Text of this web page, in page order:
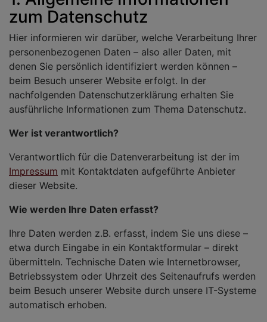
zum Datenschutz
Hier informieren wir darüber, welche Verarbeitung Ihrer
personenbezogenen Daten – also aller Daten, mit
denen Sie persönlich identifiziert werden können –
beim Besuch unserer Website erfolgt. In der
nachfolgenden Datenschutzerklärung erhalten Sie
ausführliche Informationen zum Thema Datenschutz.
Wer ist verantwortlich?
Verantwortlich für die Datenverarbeitung ist der im
Impressum mit Kontaktdaten aufgeführte Anbieter
dieser Website.
Wie werden Ihre Daten erfasst?
Ihre Daten werden z.B. erfasst, indem Sie uns diese –
etwa durch Eingabe in ein Kontaktformular – direkt
übermitteln. Technische Daten wie Internetbrowser,
Betriebssystem oder Uhrzeit des Seitenaufrufs werden
beim Besuch unserer Website durch unsere IT-Systeme
automatisch erhoben.